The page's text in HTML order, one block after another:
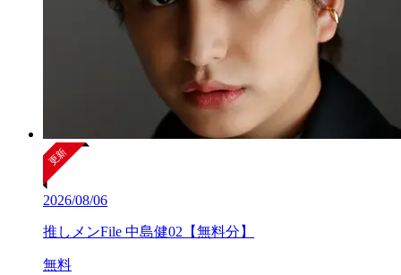
2026/08/06
推しメンFile 中島健02【無料分】
無料